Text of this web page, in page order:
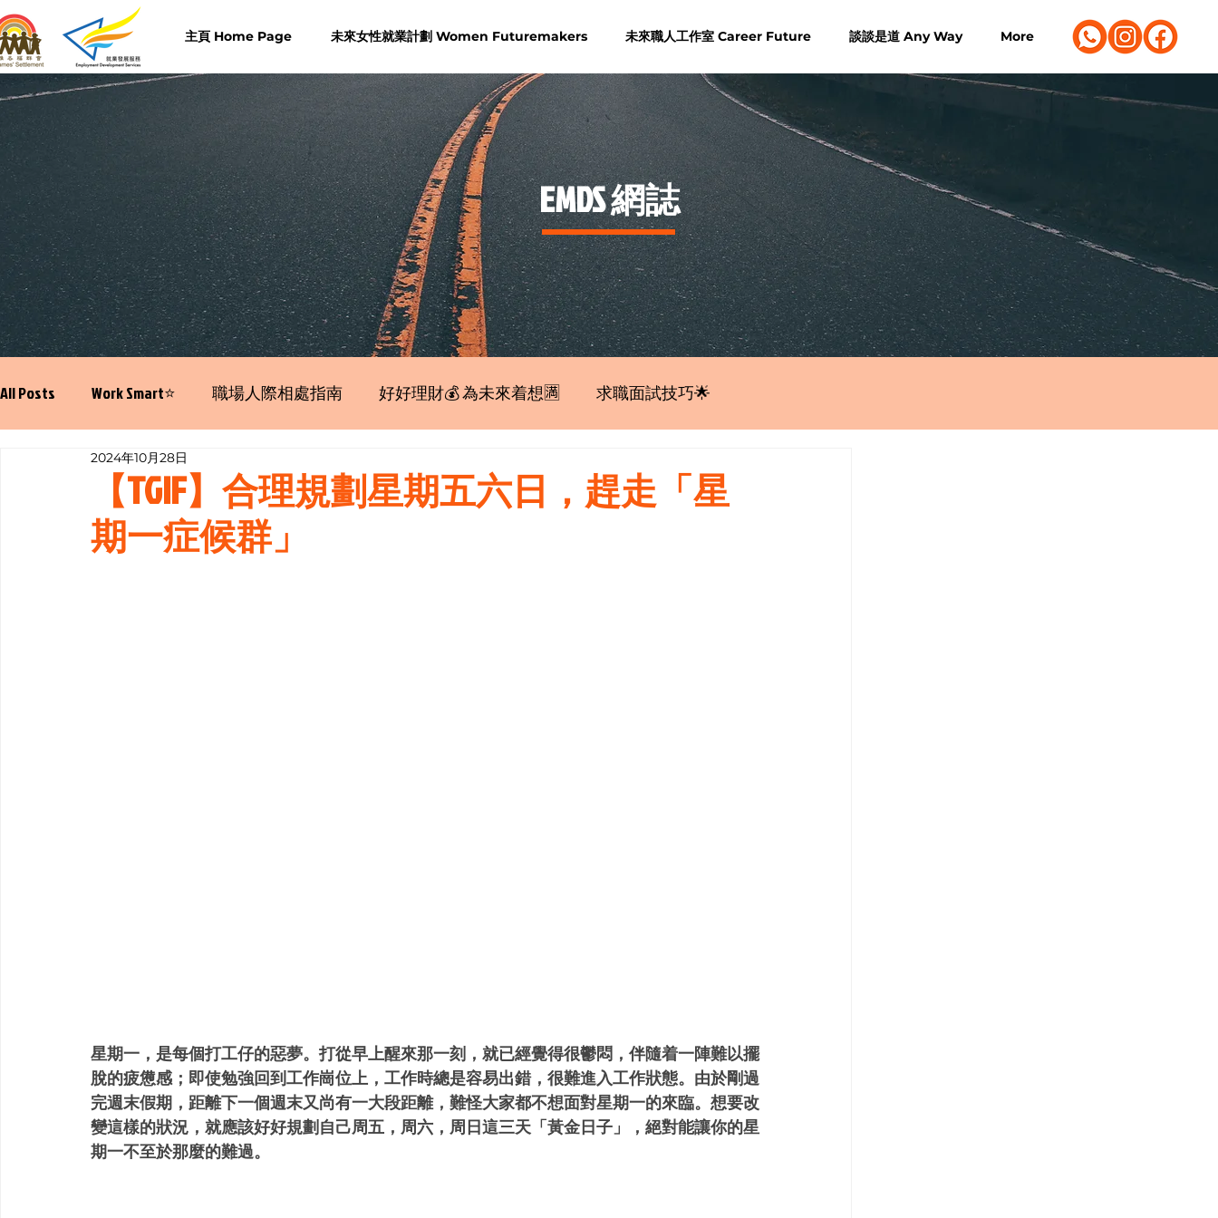
主頁 Home Page 未來女性就業計劃 Women Futuremakers 未來職人工作室 Career Future 談談是道 Any Way More
​EMDS 網誌
All Posts Work Smart⭐️ 職場人際相處指南 好好理財💰 為未來着想🈵 求職面試技巧🌟
寫履歷表嘅技巧📝【TGIF】合理規劃星期五六日，趕走「星
期一症候群」
2024年10月28日
星期一，是每個打工仔的惡夢。打從早上醒來那一刻，就已經覺得很鬱悶，伴隨着一陣難以擺
脫的疲憊感；即使勉強回到工作崗位上，工作時總是容易出錯，很難進入工作狀態。由於剛過
完週末假期，距離下一個週末又尚有一大段距離，難怪大家都不想面對星期一的來臨。想要改
變這樣的狀況，就應該好好規劃自己周五，周六，周日這三天「黃金日子」，絕對能讓你的星
期一不至於那麼的難過。